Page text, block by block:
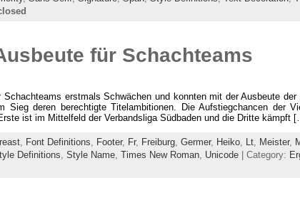
für Schachteams
Schachteams erstmals Schwächen und konnten mit der Ausbeute
Sieg deren berechtigte Titelambitionen. Die Aufstiegchancen der
ist im Mittelfeld der Verbandsliga Südbaden und die Dritte kämpft
, Font Definitions, Footer, Fr, Freiburg, Germer, Heiko, Lt, Meister,
Definitions, Style Name, Times New Roman, Unicode| Category: